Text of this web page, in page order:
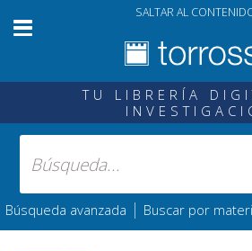
SALTAR AL
TU LIBRERÍA
Búsqueda avanzada | Buscar por